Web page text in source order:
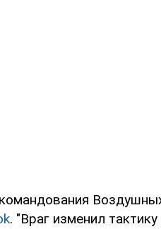
. "Враг изменил